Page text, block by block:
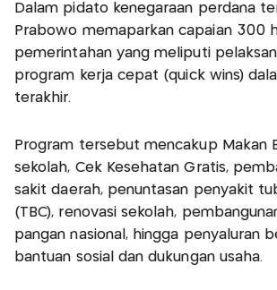
Dalam pidato kenegaraan perdana
Prabowo memaparkan capaian 300
pemerintahan yang meliputi
program kerja cepat (quick wins)
terakhir.
Program tersebut mencakup Makan
sekolah, Cek Kesehatan Gratis,
sakit daerah, penuntasan penyakit
(TBC), renovasi sekolah,
pangan nasional, hingga penyaluran
bantuan sosial dan dukungan usaha.